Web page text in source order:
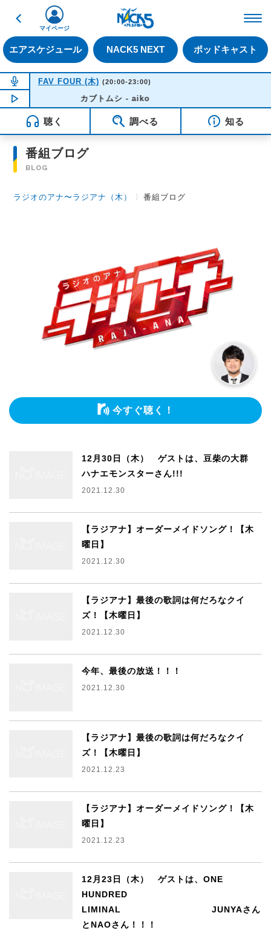
戻る
エアスケジュール NACK5 NEXT ポッドキャスト
マイページ
NOW ON AIR
FAV FOUR (木) (20:00-23:00)
NOW PLAYING21:10
カブトムシ - aiko
聴く 調べる 知る
番組ブログ
BLOG
ラジオのアナ〜ラジアナ（木） 〉番組ブログ
今すぐ聴く！
12月30日（木） ゲストは、豆柴の大群
ハナエモンスターさん!!!
2021.12.30
【ラジアナ】オーダーメイドソング！【木
曜日】
2021.12.30
【ラジアナ】最後の歌詞は何だろなクイ
ズ！【木曜日】
2021.12.30
今年、最後の放送！！！
2021.12.30
【ラジアナ】最後の歌詞は何だろなクイ
ズ！【木曜日】
2021.12.23
【ラジアナ】オーダーメイドソング！【木
曜日】
2021.12.23
12月23日（木） ゲストは、ONE
HUNDRED
LIMINAL JUNYAさん
とNAOさん！！！